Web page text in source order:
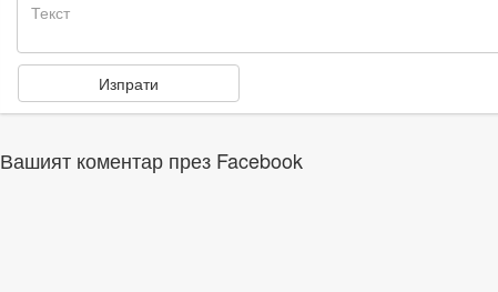
Вашият коментар през Facebook